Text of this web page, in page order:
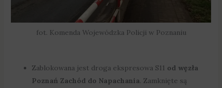
fot. Komenda Wojewódzka Policji w Poznaniu
Zablokowana jest droga ekspresowa S11 od węzła
Poznań Zachód do Napachania. Zamknięte są